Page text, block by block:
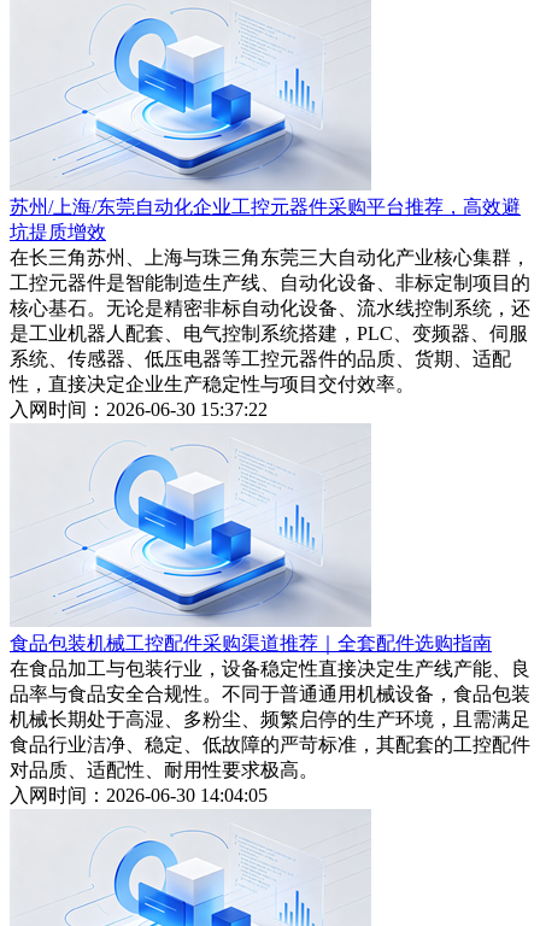
苏州/上海/东莞自动化企业工控元器件采购平台推荐，高效避
坑提质增效
在长三角苏州、上海与珠三角东莞三大自动化产业核心集群，
工控元器件是智能制造生产线、自动化设备、非标定制项目的
核心基石。无论是精密非标自动化设备、流水线控制系统，还
是工业机器人配套、电气控制系统搭建，PLC、变频器、伺服
系统、传感器、低压电器等工控元器件的品质、货期、适配
性，直接决定企业生产稳定性与项目交付效率。
入网时间：2026-06-30 15:37:22
食品包装机械工控配件采购渠道推荐｜全套配件选购指南
在食品加工与包装行业，设备稳定性直接决定生产线产能、良
品率与食品安全合规性。不同于普通通用机械设备，食品包装
机械长期处于高湿、多粉尘、频繁启停的生产环境，且需满足
食品行业洁净、稳定、低故障的严苛标准，其配套的工控配件
对品质、适配性、耐用性要求极高。
入网时间：2026-06-30 14:04:05